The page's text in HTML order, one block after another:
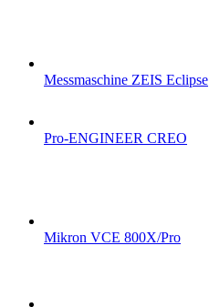
Messmaschine ZEIS Eclipse
Pro-ENGINEER CREO
Mikron VCE 800X/Pro